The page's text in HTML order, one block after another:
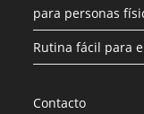
para personas
Rutina fácil para
Contacto